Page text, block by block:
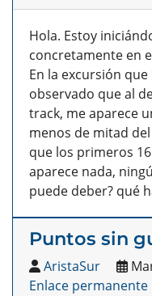
Hola. Estoy
concretamente en
En la excursión
observado que al
track, me aparece
menos de mitad
que los primeros
aparece nada,
puede deber? qué
Puntos sin
AristaSur
Enlace permanente